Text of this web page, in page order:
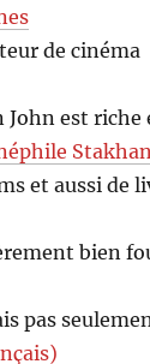
de cinéma
John est riche
et aussi de
bien
pas